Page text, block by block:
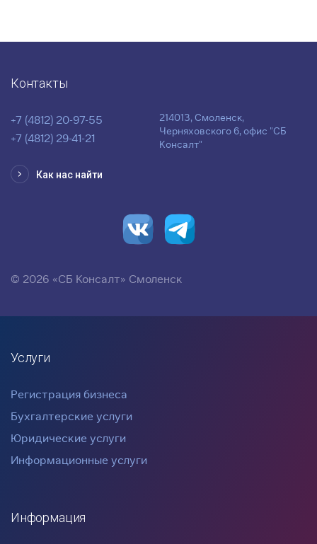
Контакты
+7 (4812) 20-97-55
+7 (4812) 29-41-21
214013, Смоленск,
Черняховского 6, офис "СБ
Консалт"
Как нас найти
© 2026 «СБ Консалт» Смоленск
Услуги
Регистрация бизнеса
Бухгалтерские услуги
Юридические услуги
Информационные услуги
Информация